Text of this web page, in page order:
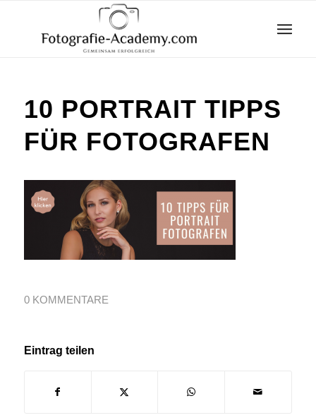
10 PORTRAIT TIPPS
FÜR FOTOGRAFEN
0 KOMMENTARE
Eintrag teilen